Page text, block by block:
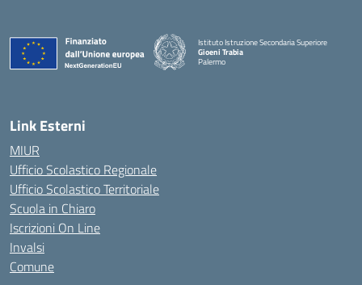
Istituto Istruzione Secondaria Superiore
Gioeni Trabia
Palermo
Link Esterni
MIUR
Ufficio Scolastico Regionale
Ufficio Scolastico Territoriale
Scuola in Chiaro
Iscrizioni On Line
Invalsi
Comune